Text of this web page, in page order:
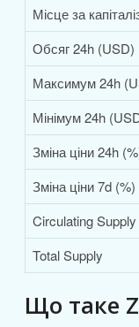
Місце за
Обсяг 24h (USD)
Максимум 24h
Мінімум 24h
Зміна ціни 24h
Зміна ціни 7d (%)
Circulating Supply
Total Supply
Що таке